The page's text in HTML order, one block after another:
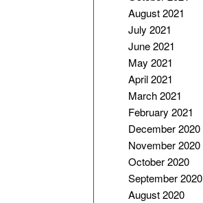
August 2021
July 2021
June 2021
May 2021
April 2021
March 2021
February 2021
December 2020
November 2020
October 2020
September 2020
August 2020